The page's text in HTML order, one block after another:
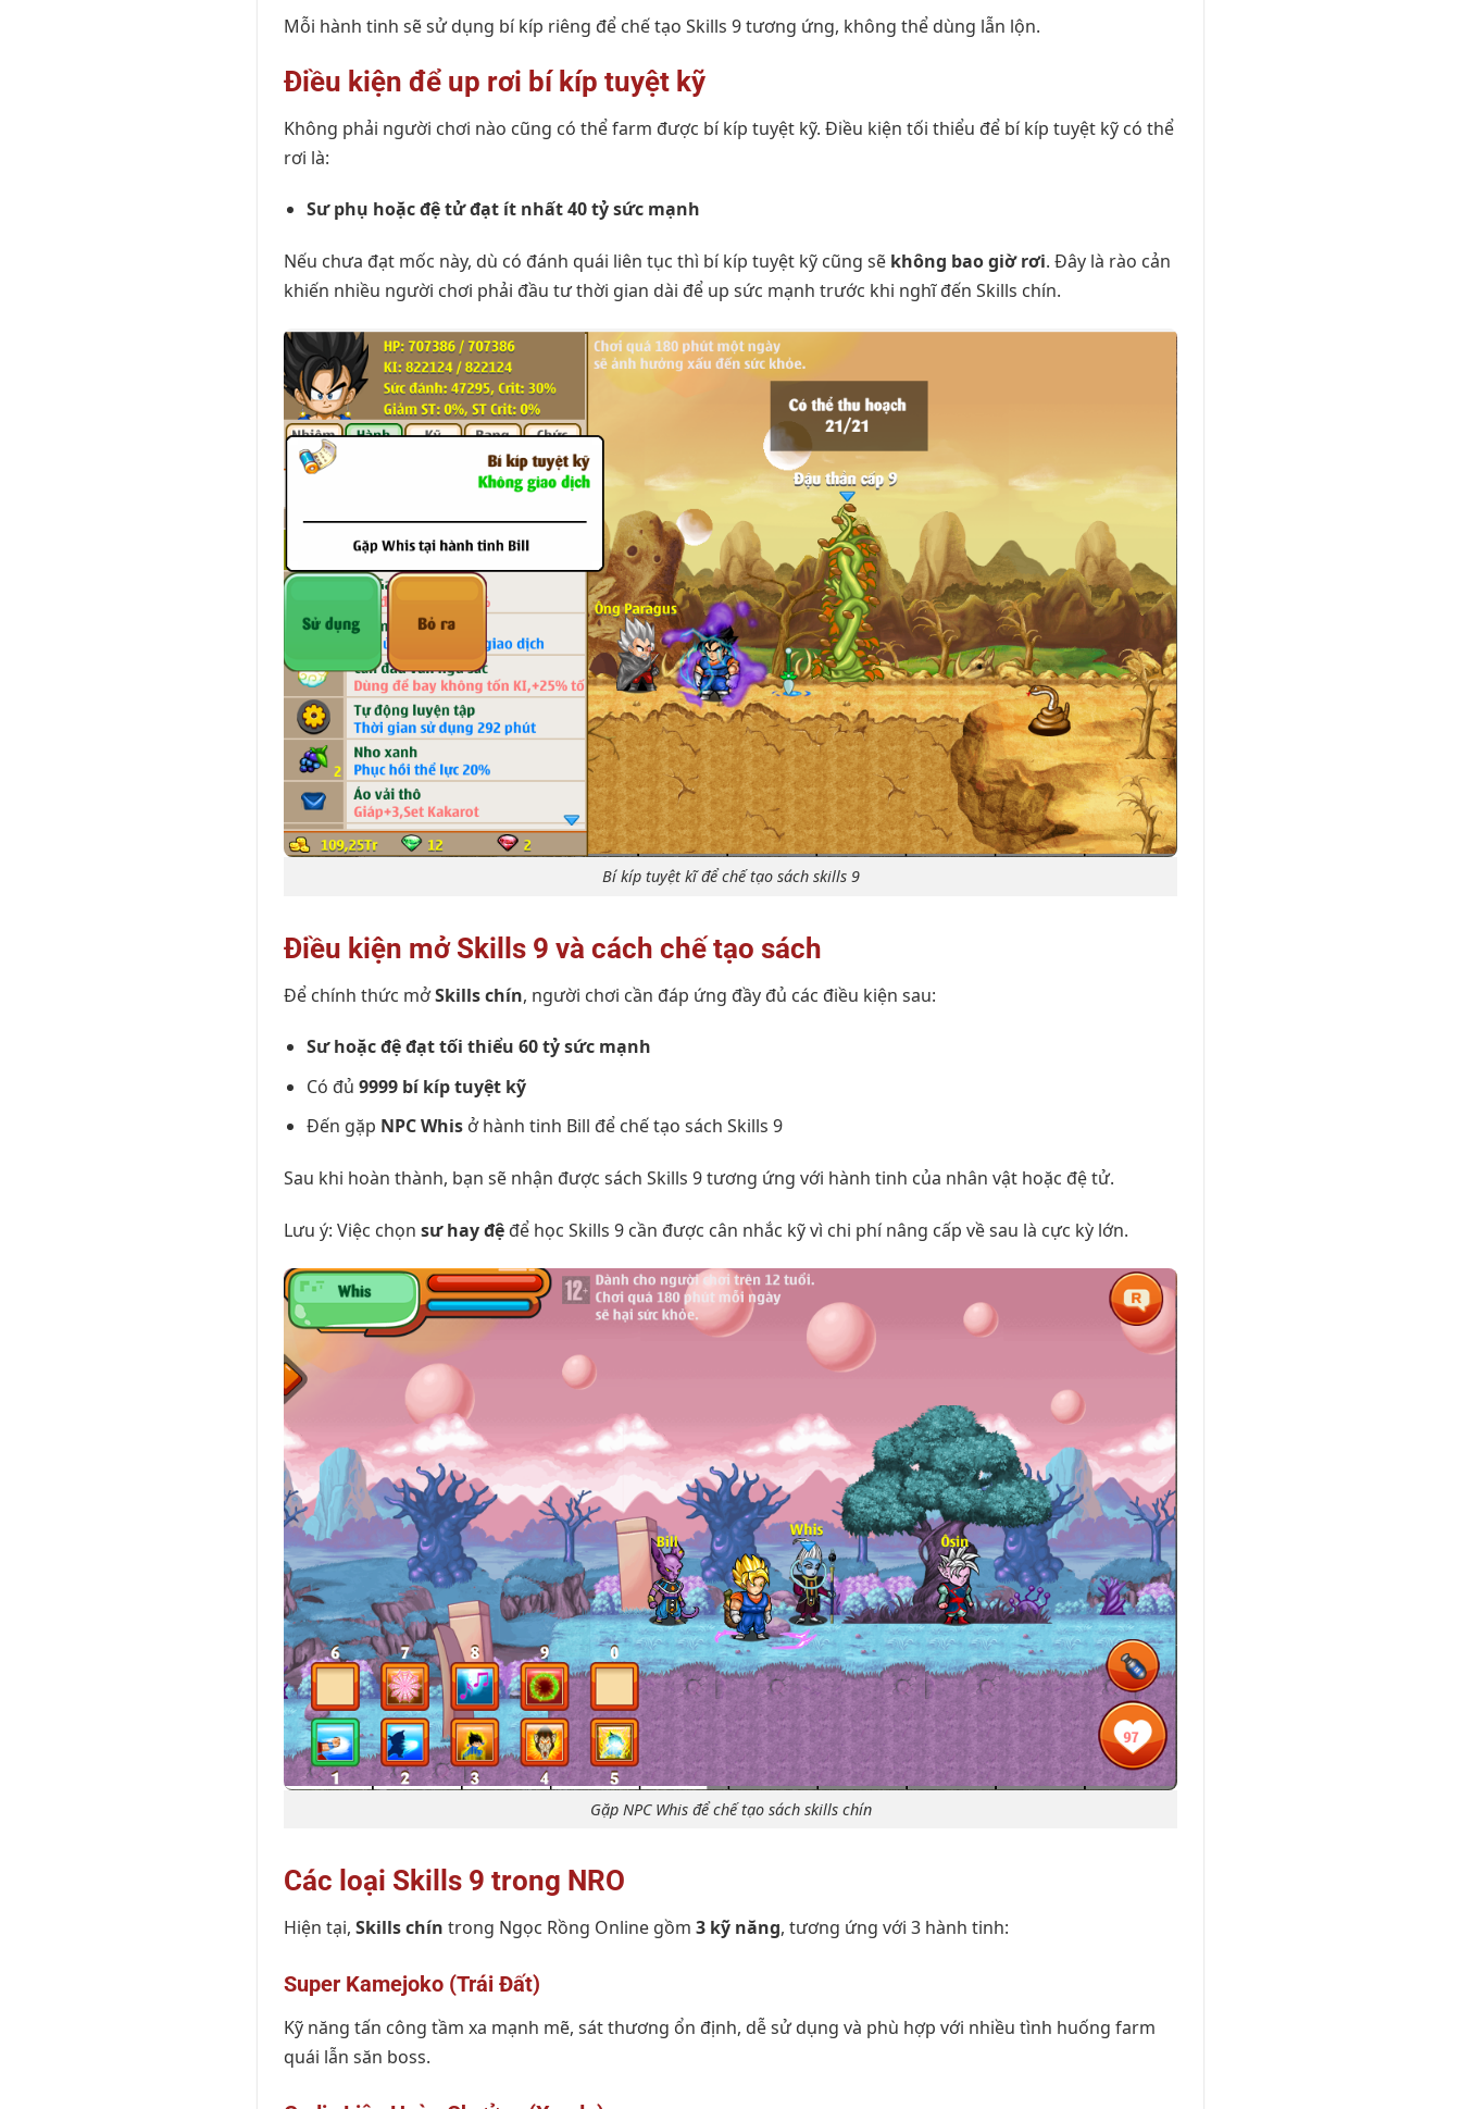
Mỗi hành tinh sẽ sử dụng bí kíp riêng để chế tạo Skills 9 tương ứng, không thể dùng lẫn lộn.
Điều kiện để up rơi bí kíp tuyệt kỹ
Không phải người chơi nào cũng có thể farm được bí kíp tuyệt kỹ. Điều kiện tối thiểu để bí kíp tuyệt kỹ có thể
rơi là:
Sư phụ hoặc đệ tử đạt ít nhất 40 tỷ sức mạnh
Nếu chưa đạt mốc này, dù có đánh quái liên tục thì bí kíp tuyệt kỹ cũng sẽ không bao giờ rơi. Đây là rào cản
khiến nhiều người chơi phải đầu tư thời gian dài để up sức mạnh trước khi nghĩ đến Skills chín.
Bí kíp tuyệt kĩ để chế tạo sách skills 9
Điều kiện mở Skills 9 và cách chế tạo sách
Để chính thức mởSkills chín, người chơi cần đáp ứng đầy đủ các điều kiện sau:
Sư hoặc đệ đạt tối thiểu 60 tỷ sức mạnh
Có đủ 9999 bí kíp tuyệt kỹ
Đến gặp NPC Whisở hành tinh Bill để chế tạo sách Skills 9
Sau khi hoàn thành, bạn sẽ nhận được sách Skills 9 tương ứng với hành tinh của nhân vật hoặc đệ tử.
Lưu ý: Việc chọn sư hay đệ để học Skills 9 cần được cân nhắc kỹ vì chi phí nâng cấp về sau là cực kỳ lớn.
Gặp NPC Whis để chế tạo sách skills chín
Các loại Skills 9 trong NRO
Hiện tại, Skills chín trong Ngọc Rồng Online gồm 3 kỹ năng, tương ứng với 3 hành tinh:
Super Kamejoko (Trái Đất)
Kỹ năng tấn công tầm xa mạnh mẽ, sát thương ổn định, dễ sử dụng và phù hợp với nhiều tình huống farm
quái lẫn săn boss.